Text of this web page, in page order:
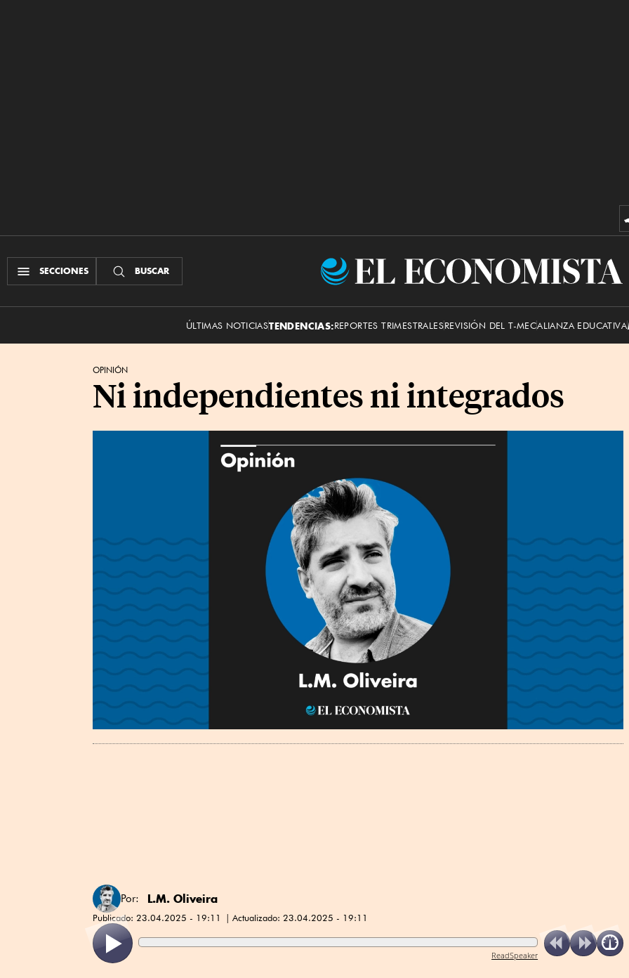
SECCIONES BUSCAR
El
ÚLTIMAS NOTICIASTENDENCIAS:REPORTES TRIMESTRALESREVISIÓN DEL T-MECALIANZA EDUCATIVA
OPINIÓN
Ni independientes ni integrados
Por: L.M. Oliveira
Publicado: 23.04.2025 - 19:11 Actualizado: 23.04.2025 - 19:11
ReadSpeaker